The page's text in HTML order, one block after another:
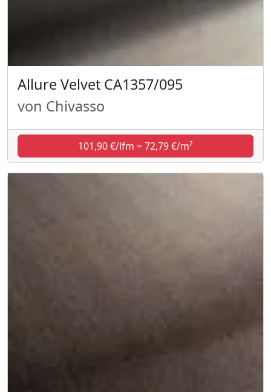
Allure Velvet CA1357/095
von Chivasso
101,90 €/lfm = 72,79 €/m²